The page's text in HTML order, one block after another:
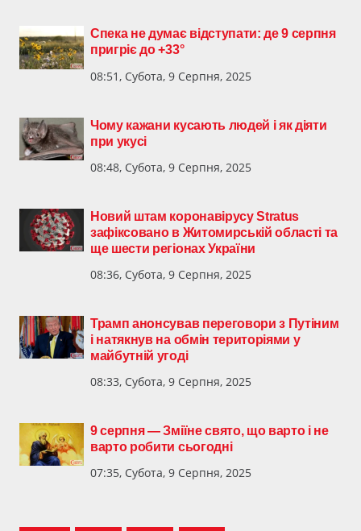
Спека не думає відступати: де 9 серпня
пригріє до +33°
08:51, Субота, 9 Серпня, 2025
Чому кажани кусають людей і як діяти
при укусі
08:48, Субота, 9 Серпня, 2025
Новий штам коронавірусу Stratus
зафіксовано в Житомирській області та
ще шести регіонах України
08:36, Субота, 9 Серпня, 2025
Трамп анонсував переговори з Путіним
і натякнув на обмін територіями у
майбутній угоді
08:33, Субота, 9 Серпня, 2025
9 серпня — Зміїне свято, що варто і не
варто робити сьогодні
07:35, Субота, 9 Серпня, 2025